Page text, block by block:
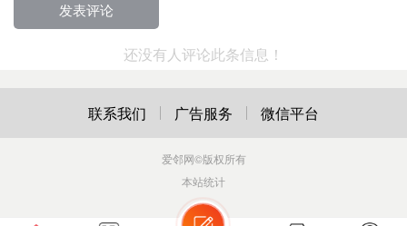
还没有人评论此条信息！
联系我们 广告服务 微信平台
爱邻网©版权所有
本站统计